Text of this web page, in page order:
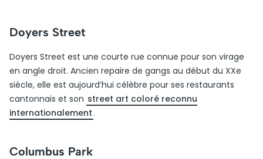
Doyers Street
Doyers Street est une courte rue connue pour son virage
en angle droit. Ancien repaire de gangs au début du XXe
siècle, elle est aujourd’hui célèbre pour ses restaurants
cantonnais et son street art coloré reconnu
internationalement .
Columbus Park